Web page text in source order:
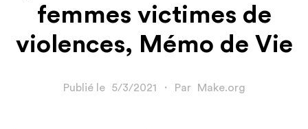
femmes victimes de
violences, Mémo de Vie
Publié le 5/3/2021 ・ Par Make.org